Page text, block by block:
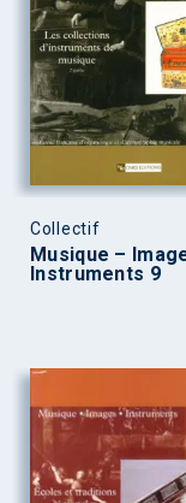
Collectif
Musique –
Instruments 9